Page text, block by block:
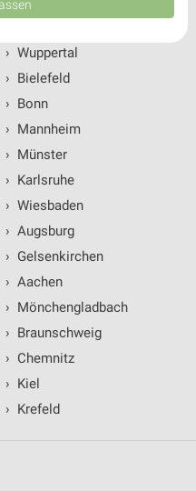
› Wuppertal
› Bielefeld
› Bonn
› Mannheim
› Münster
› Karlsruhe
› Wiesbaden
› Augsburg
› Gelsenkirchen
› Aachen
› Mönchengladbach
› Braunschweig
› Chemnitz
› Kiel
› Krefeld
Auswahl von